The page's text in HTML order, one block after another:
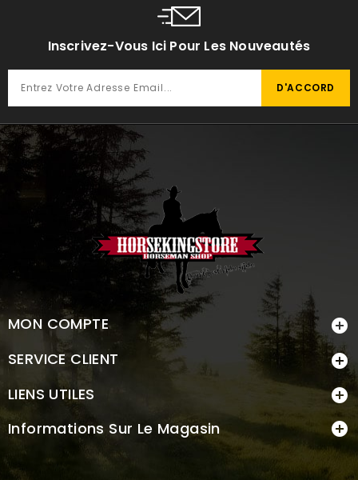
Inscrivez-Vous Ici Pour Les Nouveautés
MON COMPTE 
SERVICE CLIENT 
LIENS UTILES 
Informations Sur Le Magasin 